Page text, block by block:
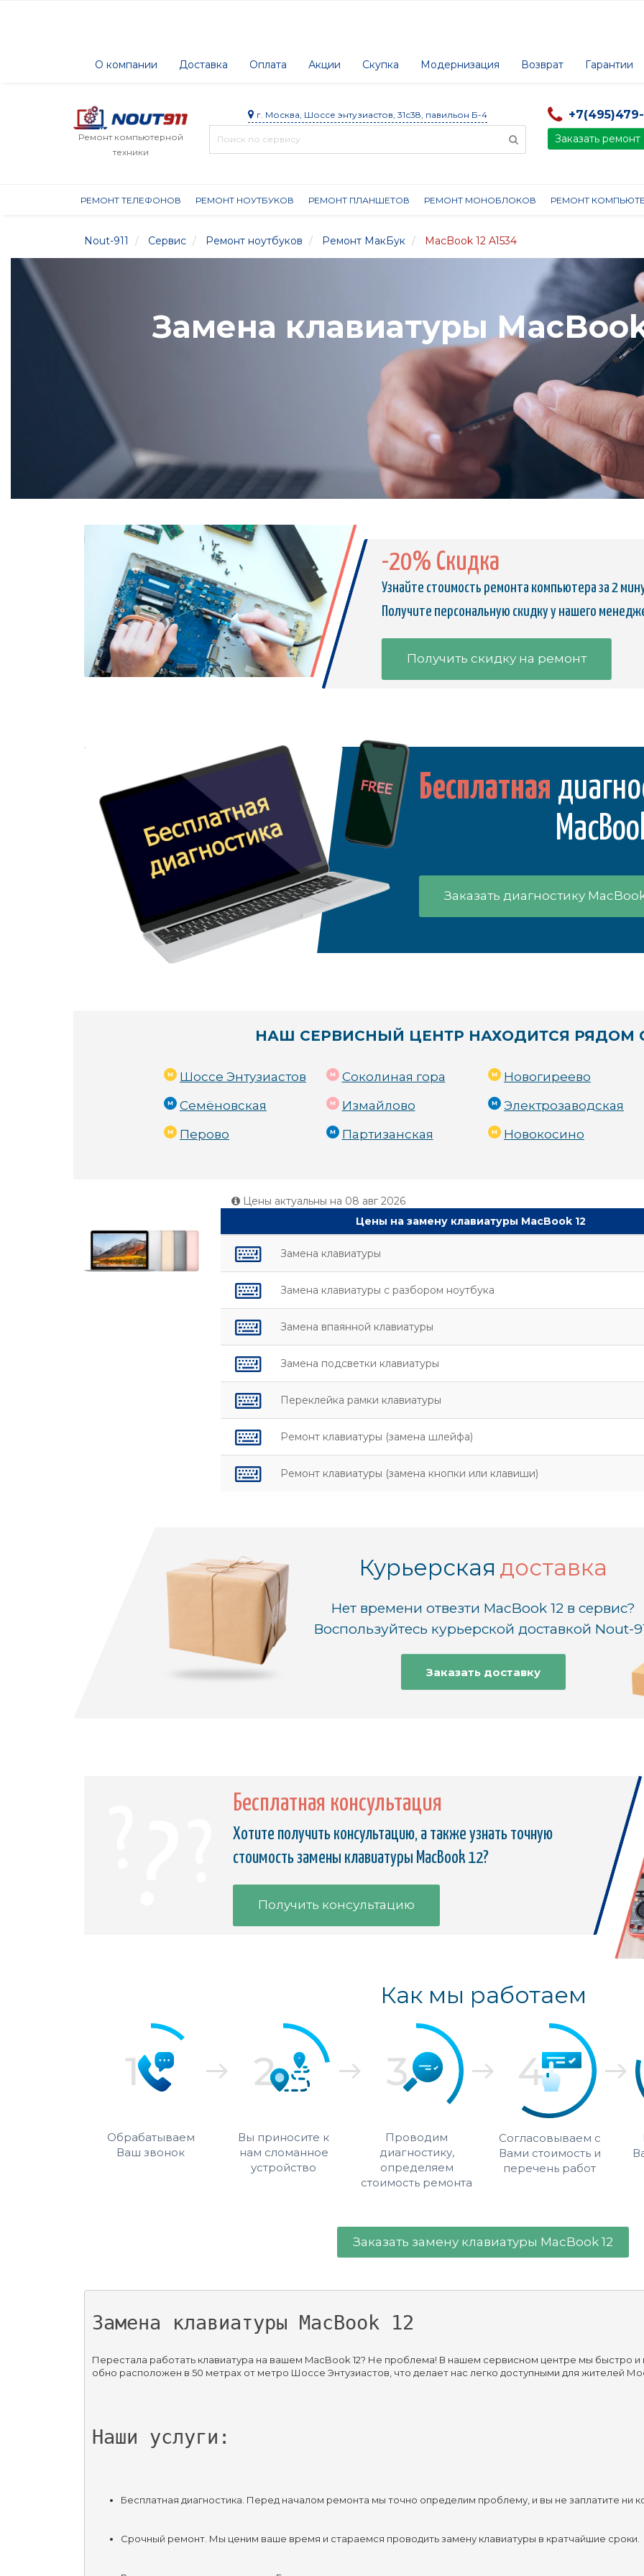
О компании Доставка Оплата Акции Скупка Модернизация Возврат Гарантии
Ремонт компьютерной
техники
г. Москва, Шоссе энтузиастов, 31с38, павильон Б-4
Заказать ремонт
РЕМОНТ ТЕЛЕФОНОВ РЕМОНТ НОУТБУКОВ РЕМОНТ ПЛАНШЕТОВ РЕМОНТ МОНОБЛОКОВ РЕМОНТ
Nout-911 Сервис Ремонт ноутбуков Ремонт МакБук MacBook 12 A1534
Замена клавиатуры
-20% Скидка
Узнайте стоимость ремонта компьютера за 2
Получите персональную скидку у нашего
Получить скидку на ремонт
Бесплатная
Заказать диагностику
НАШ СЕРВИСНЫЙ ЦЕНТР НАХОДИТСЯ РЯДОМ
Шоссе Энтузиастов
Семёновская
Перово
Соколиная гора
Измайлово
Партизанская
Новогиреево
Электрозаводская
Новокосино
Цены актуальны на 08 авг 2026
Цены на замену клавиатуры MacBook 12
Замена клавиатуры
Замена клавиатуры с разбором ноутбука
Замена впаянной клавиатуры
Замена подсветки клавиатуры
Переклейка рамки клавиатуры
Ремонт клавиатуры (замена шлейфа)
Ремонт клавиатуры (замена кнопки или клавиши)
Курьерская доставка
Нет времени отвезти MacBook 12 в сервис?
Воспользуйтесь курьерской доставкой Nout-
Заказать доставку
Бесплатная консультация
Хотите получить консультацию, а также узнать точную
стоимость замены клавиатуры MacBook 12?
Получить консультацию
Как мы работаем
Обрабатываем
Ваш звонок
Вы приносите к
нам сломанное
устройство
Проводим
диагностику,
определяем
стоимость ремонта
Согласовываем с
Вами стоимость и
перечень работ
Заказать замену клавиатуры MacBook 12
Замена клавиатуры MacBook 12
Перестала работать клавиатура на вашем MacBook 12? Не проблема! В нашем сервисном центре мы быстро
обно расположен в 50 метрах от метро Шоссе Энтузиастов, что делает нас легко доступными для жителей
Наши услуги:
Бесплатная диагностика. Перед началом ремонта мы точно определим проблему, и вы не заплатите ни
Срочный ремонт. Мы ценим ваше время и стараемся проводить замену клавиатуры в кратчайшие сроки.